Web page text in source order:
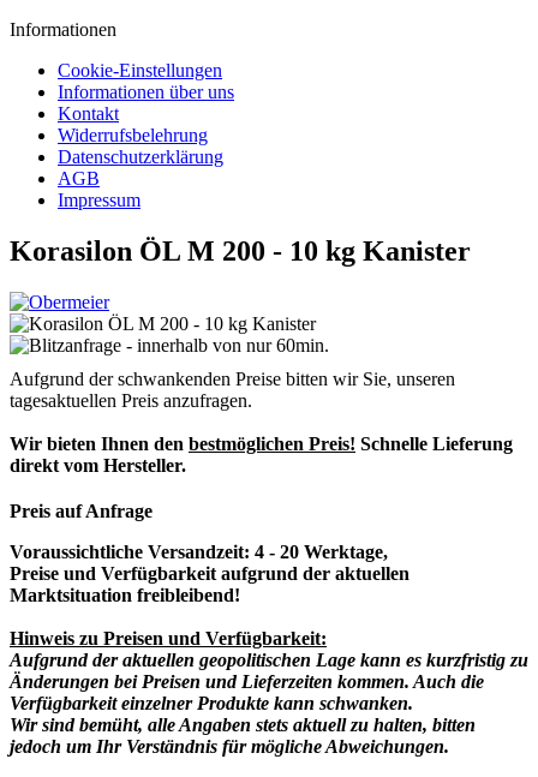
Informationen
Cookie-Einstellungen
Informationen über uns
Kontakt
Widerrufsbelehrung
Datenschutzerklärung
AGB
Impressum
Korasilon ÖL M 200 - 10 kg Kanister
Aufgrund der schwankenden Preise bitten wir Sie, unseren
tagesaktuellen Preis anzufragen.
Wir bieten Ihnen den bestmöglichen Preis! Schnelle Lieferung
direkt vom Hersteller.
Preis auf Anfrage
Voraussichtliche Versandzeit: 4 - 20 Werktage,
Preise und Verfügbarkeit aufgrund der aktuellen
Marktsituation freibleibend!
Hinweis zu Preisen und Verfügbarkeit:
Aufgrund der aktuellen geopolitischen Lage kann es kurzfristig zu
Änderungen bei Preisen und Lieferzeiten kommen. Auch die
Verfügbarkeit einzelner Produkte kann schwanken.
Wir sind bemüht, alle Angaben stets aktuell zu halten, bitten
jedoch um Ihr Verständnis für mögliche Abweichungen.